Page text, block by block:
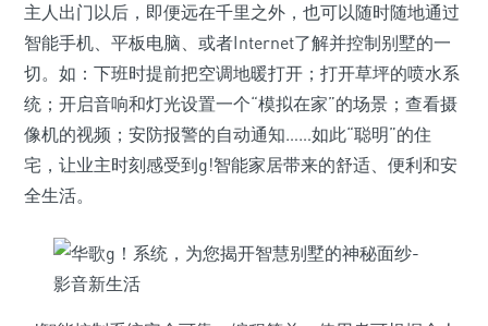
主人出门以后，即便远在千里之外，也可以随时随地通过
智能手机、平板电脑、或者Internet了解并控制别墅的一
切。如：下班时提前把空调地暖打开；打开草坪的喷水系
统；开启音响和灯光设置一个“模拟在家”的场景；查看摄
像机的视频；安防报警的自动通知……如此“聪明”的住
宅，让业主时刻感受到g!智能家居带来的舒适、便利和安
全生活。